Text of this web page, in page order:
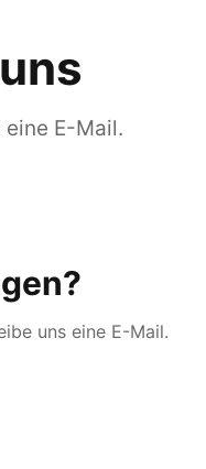
eine E-Mail.
uns eine E-Mail.